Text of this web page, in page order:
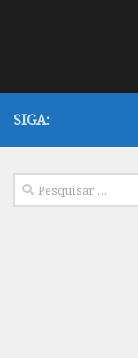
SIGA:
Pesquisar
por: